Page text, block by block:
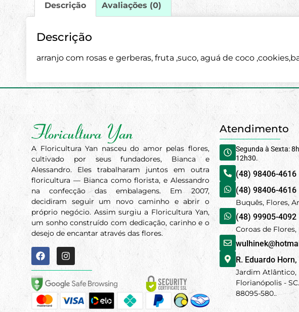
Descrição Avaliações (0)
Descrição
arranjo com rosas e gerberas, fruta ,suco, aguá de coco
A Floricultura Yan nasceu do amor pelas flores,
cultivado por seus fundadores, Bianca e
Alessandro. Eles trabalharam juntos em outra
floricultura — Bianca como florista, e Alessandro
na confecção das embalagens. Em 2007,
decidiram seguir um novo caminho e abrir o
próprio negócio. Assim surgiu a Floricultura Yan,
um sonho construído com dedicação, carinho e o
desejo de encantar através das flores.
Atendimento
Segunda à Sexta:
12h30.
(48) 98406-4616
(48) 98406-4616
Buquês, Flores,
(48) 99905-4092
Coroas de
R. Eduardo
Jardim Atlântico,
Florianópolis - SC.
88095-580..